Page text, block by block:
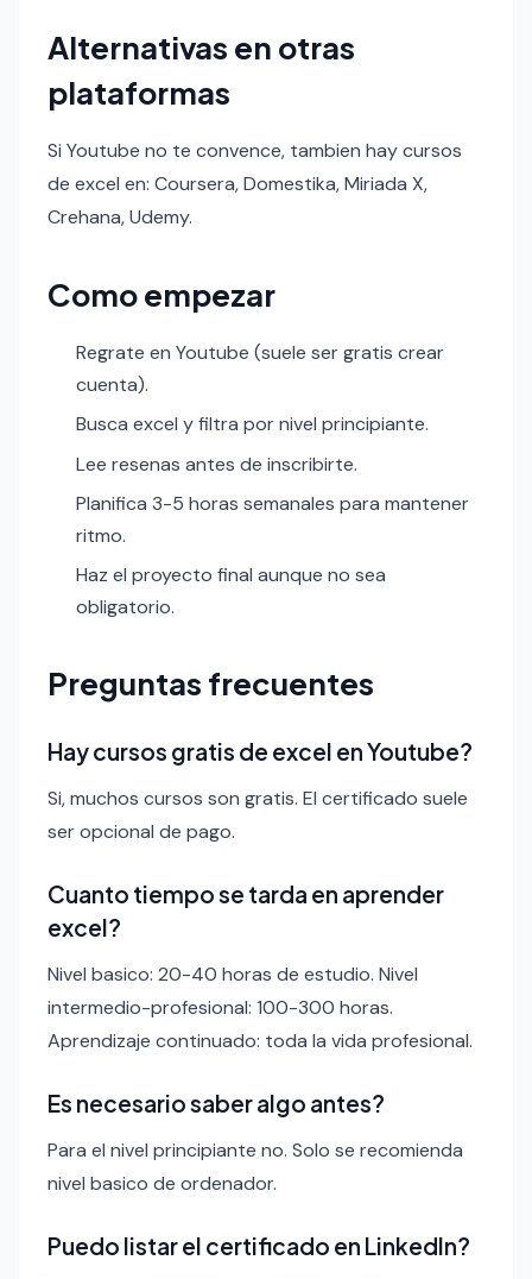
Alternativas en otras
plataformas
Si Youtube no te convence, tambien hay cursos
de excel en: Coursera, Domestika, Miriada X,
Crehana, Udemy.
Como empezar
Regrate en Youtube (suele ser gratis crear
cuenta).
Busca excel y filtra por nivel principiante.
Lee resenas antes de inscribirte.
Planifica 3-5 horas semanales para mantener
ritmo.
Haz el proyecto final aunque no sea
obligatorio.
Preguntas frecuentes
Hay cursos gratis de excel en Youtube?
Si, muchos cursos son gratis. El certificado suele
ser opcional de pago.
Cuanto tiempo se tarda en aprender
excel?
Nivel basico: 20-40 horas de estudio. Nivel
intermedio-profesional: 100-300 horas.
Aprendizaje continuado: toda la vida profesional.
Es necesario saber algo antes?
Para el nivel principiante no. Solo se recomienda
nivel basico de ordenador.
Puedo listar el certificado en LinkedIn?